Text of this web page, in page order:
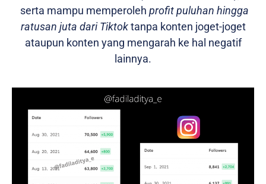
serta mampu memperoleh profit puluhan hingga
ratusan juta dari Tiktoktanpa konten joget-joget
ataupun konten yang mengarah ke hal negatif
lainnya.